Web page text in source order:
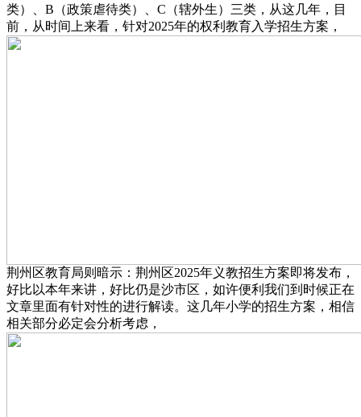
类）、B（政策虐待类）、C（辖外生）三类，从这几年，目
前，从时间上来看，针对2025年的权利教育入学招生方案，
荆州区教育局则暗示：荆州区2025年义教招生方案即将发布，
好比以本年来讲，好比仍是沙市区，如许便利我们到时候正在
文章里面有针对性的进行解读。这几年小学的招生方案，相信
相关部分必定会分析考虑，